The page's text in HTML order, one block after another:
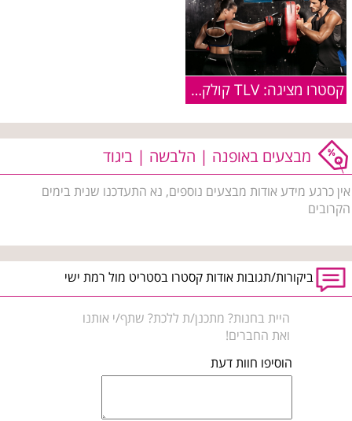
קסטרו מציגה: TLV קולקציית אקטיב - ללא הפסקה
מבצעים באופנה | הלבשה | ביגוד
אין כרגע מידע אודות מבצעים נוספים, נא התעדכנו שנית בימים
הקרובים
ביקורות/תגובות אודות קסטרו בסטריט מול רמת ישי
היית בחנות? מתכנן/ת ללכת? שתף/י אותנו
ואת החברים!
הוסיפו חוות דעת